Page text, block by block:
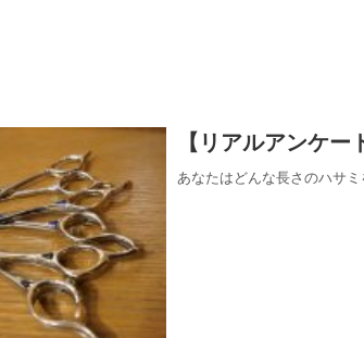
【リアルアンケ
あなたはどんな長さのハサ